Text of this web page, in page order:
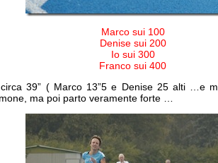
Marco sui 100
Denise sui 200
Io sui 300
Franco sui 400
39” ( Marco 13”5 e Denise 25 alti …e
ma poi parto veramente forte …